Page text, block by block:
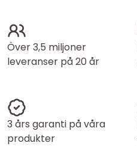
Över 3,5 miljoner
leveranser på 20 år
3 års garanti på våra
produkter